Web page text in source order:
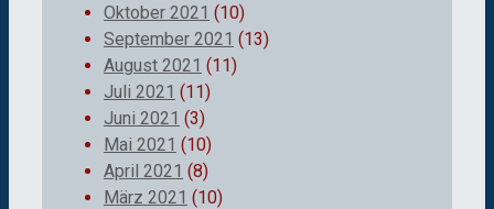
Oktober 2021 (10)
September 2021 (13)
August 2021 (11)
Juli 2021 (11)
Juni 2021 (3)
Mai 2021 (10)
April 2021 (8)
März 2021 (10)